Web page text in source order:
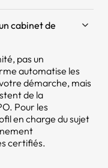
cabinet de
pas un
automatise les
démarche, mais
de la
Pour les
en charge du sujet
certifiés.